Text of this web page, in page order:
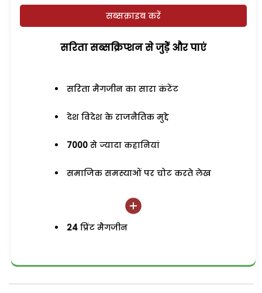
सब्सक्राइब करें
सरिता सब्सक्रिप्शन से जुड़ेें और पाएं
सरिता मैगजीन का सारा कंटेंट
देश विदेश के राजनैतिक मुद्दे
7000 से ज्यादा कहानियां
समाजिक समस्याओं पर चोट करते लेख
24 प्रिंट मैगजीन